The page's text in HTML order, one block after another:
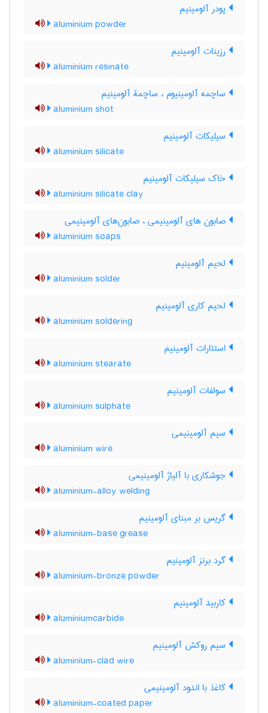
پودر آلومینیم
aluminium powder
رزینات آلومینیم
aluminium resinate
ساچمه آلومینیوم ، ساچمۀ آلومینیم
aluminium shot
سیلیکات آلومینیم
aluminium silicate
خاک سیلیکات آلومینیم
aluminium silicate clay
صابون های آلومینیمی ، صابون‌های آلومینیمی
aluminium soaps
لحیم آلومینیم
aluminium solder
لحیم کاری آلومینیم
aluminium soldering
استئارات آلومینیم
aluminium stearate
سولفات آلومینیم
aluminium sulphate
سیم آلومینیمی
aluminium wire
جوشکاری با آلیاژ آلومینیمی
aluminium-alloy welding
گریس بر مبنای آلومینیم
aluminium-base grease
گرد برنز آلومینیم
aluminium-bronze powder
کاربید آلومینیم
aluminiumcarbide
سیم روکش آلومینیم
aluminium-clad wire
کاغذ با اندود آلومینیمی
aluminium-coated paper